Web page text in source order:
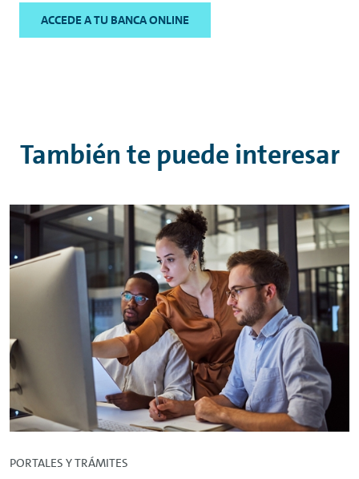
ACCEDE A TU BANCA ONLINE
También te puede interesar
PORTALES Y TRÁMITES